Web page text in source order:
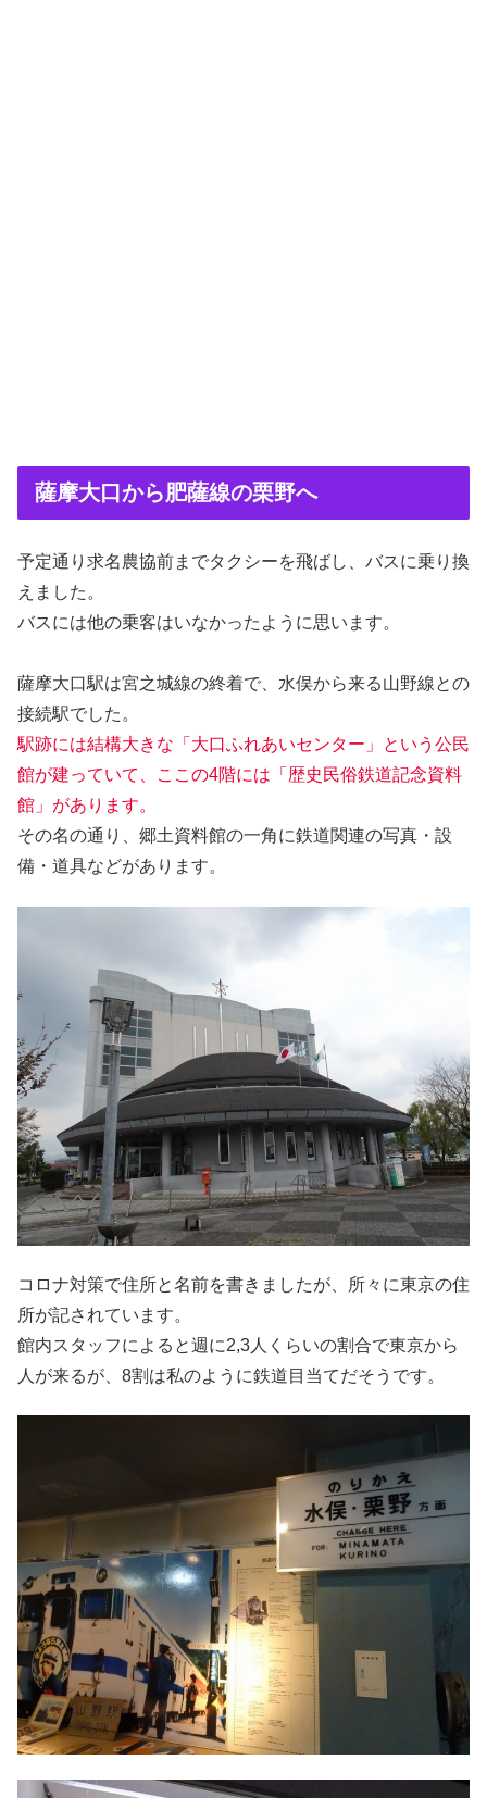
薩摩大口から肥薩線の栗野へ
予定通り求名農協前までタクシーを飛ばし、バスに乗り換
えました。
バスには他の乗客はいなかったように思います。
薩摩大口駅は宮之城線の終着で、水俣から来る山野線との
接続駅でした。
駅跡には結構大きな「大口ふれあいセンター」という公民
館が建っていて、ここの4階には「歴史民俗鉄道記念資料
館」があります。
その名の通り、郷土資料館の一角に鉄道関連の写真・設
備・道具などがあります。
コロナ対策で住所と名前を書きましたが、所々に東京の住
所が記されています。
館内スタッフによると週に2,3人くらいの割合で東京から
人が来るが、8割は私のように鉄道目当てだそうです。